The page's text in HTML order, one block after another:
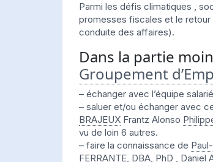
Parmi les défis climatiques ,
promesses fiscales et le
conduite des affaires).
Dans la partie
Groupement
– échanger avec l’équipe
– saluer et/ou échanger avec
BRAJEUX Frantz Alonso
vu de loin 6 autres.
– faire la connaissance de
FERRANTE, DBA, PhD , Daniel